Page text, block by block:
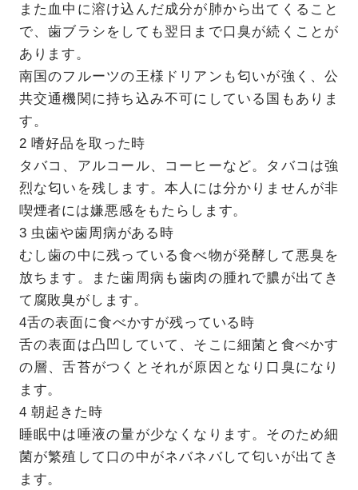
また血中に溶け込んだ成分が肺から出てくること
で、歯ブラシをしても翌日まで口臭が続くことが
あります。
南国のフルーツの王様ドリアンも匂いが強く、公
共交通機関に持ち込み不可にしている国もありま
す。
2 嗜好品を取った時
タバコ、アルコール、コーヒーなど。タバコは強
烈な匂いを残します。本人には分かりませんが非
喫煙者には嫌悪感をもたらします。
3 虫歯や歯周病がある時
むし歯の中に残っている食べ物が発酵して悪臭を
放ちます。また歯周病も歯肉の腫れで膿が出てき
て腐敗臭がします。
4舌の表面に食べかすが残っている時
舌の表面は凸凹していて、そこに細菌と食べかす
の層、舌苔がつくとそれが原因となり口臭になり
ます。
4 朝起きた時
睡眠中は唾液の量が少なくなります。そのため細
菌が繁殖して口の中がネバネバして匂いが出てき
ます。